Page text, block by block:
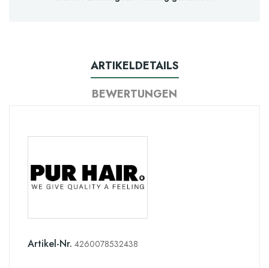
ARTIKELDETAILS
BEWERTUNGEN
Artikel-Nr. 4260078532438